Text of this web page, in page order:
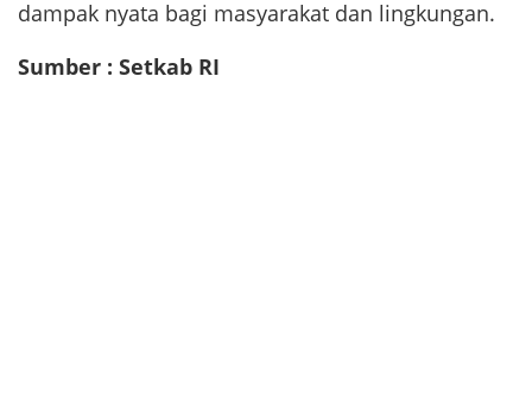
dampak nyata bagi masyarakat dan lingkungan.
Sumber : Setkab RI